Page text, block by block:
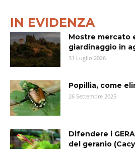
IN EVIDENZA
Mostre mercato
giardinaggio in
31 Luglio 2026
Popillia, come
26 Settembre 2025
Difendere i
del geranio